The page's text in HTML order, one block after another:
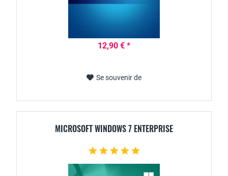
12,90 € *
Se souvenir de
MICROSOFT WINDOWS 7 ENTERPRISE